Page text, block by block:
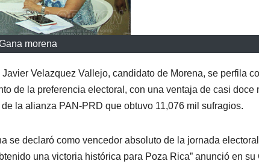
morena
Velazquez Vallejo, candidato de Morena, se perfila
de la preferencia electoral, con una ventaja de casi doce
la alianza PAN-PRD que obtuvo 11,076 mil sufragios.
se declaró como vencedor absoluto de la jornada
una victoria histórica para Poza Rica” anunció en su